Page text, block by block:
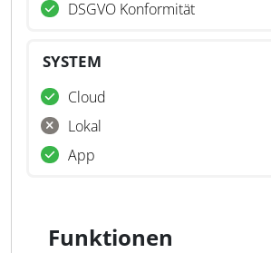
DSGVO Konformität
SYSTEM
Cloud
Lokal
App
Funktionen